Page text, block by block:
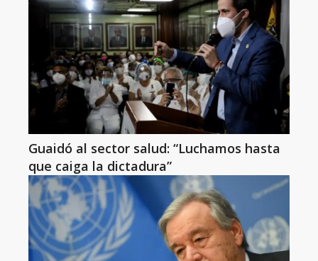
Guaidó al sector salud: “Luchamos hasta
que caiga la dictadura”